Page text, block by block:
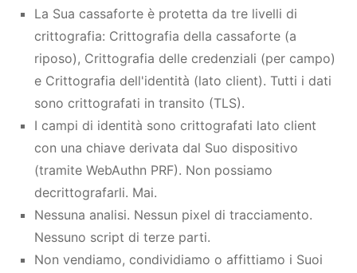
La Sua cassaforte è protetta da tre livelli di
crittografia: Crittografia della cassaforte (a
riposo), Crittografia delle credenziali (per campo)
e Crittografia dell'identità (lato client). Tutti i dati
sono crittografati in transito (TLS).
I campi di identità sono crittografati lato client
con una chiave derivata dal Suo dispositivo
(tramite WebAuthn PRF). Non possiamo
decrittografarli. Mai.
Nessuna analisi. Nessun pixel di tracciamento.
Nessuno script di terze parti.
Non vendiamo, condividiamo o affittiamo i Suoi